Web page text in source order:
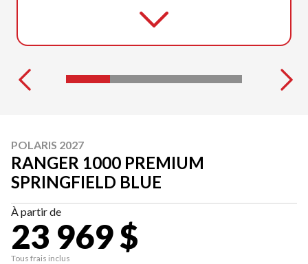
POLARIS 2027
RANGER 1000 PREMIUM
SPRINGFIELD BLUE
À partir de
23 969 $
Tous frais inclus